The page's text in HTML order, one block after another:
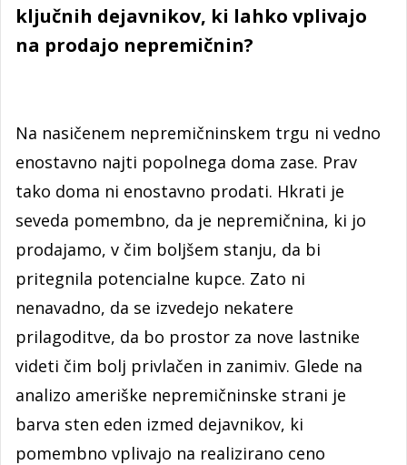
ključnih dejavnikov, ki lahko vplivajo
na prodajo nepremičnin?
Na nasičenem nepremičninskem trgu ni vedno
enostavno najti popolnega doma zase. Prav
tako doma ni enostavno prodati. Hkrati je
seveda pomembno, da je nepremičnina, ki jo
prodajamo, v čim boljšem stanju, da bi
pritegnila potencialne kupce. Zato ni
nenavadno, da se izvedejo nekatere
prilagoditve, da bo prostor za nove lastnike
videti čim bolj privlačen in zanimiv. Glede na
analizo ameriške nepremičninske strani je
barva sten eden izmed dejavnikov, ki
pomembno vplivajo na realizirano ceno